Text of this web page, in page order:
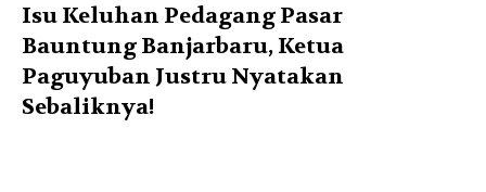
Isu Keluhan Pedagang Pasar
Bauntung Banjarbaru, Ketua
Paguyuban Justru Nyatakan
Sebaliknya!